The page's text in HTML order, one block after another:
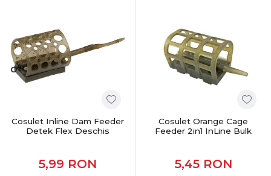
Cosulet Inline Dam Feeder
Detek Flex Deschis
5,99 RON
Cosulet Orange Cage
Feeder 2in1 InLine Bulk
5,45 RON